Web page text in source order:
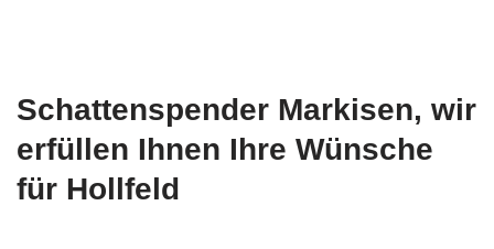
Schattenspender Markisen, wir
erfüllen Ihnen Ihre Wünsche
für Hollfeld